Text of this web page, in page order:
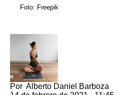
Foto: Freepik
Por Alberto Daniel Barboza